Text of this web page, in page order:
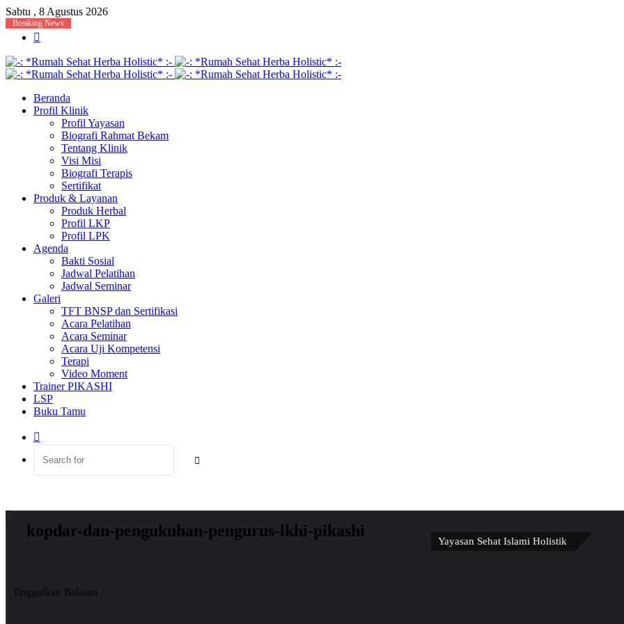
Sabtu , 8 Agustus 2026
Breaking News
Beranda
Profil Klinik
Profil Yayasan
Biografi Rahmat Bekam
Tentang Klinik
Visi Misi
Biografi Terapis
Sertifikat
Produk & Layanan
Produk Herbal
Profil LKP
Profil LPK
Agenda
Bakti Sosial
Jadwal Pelatihan
Jadwal Seminar
Galeri
TFT BNSP dan Sertifikasi
Acara Pelatihan
Acara Seminar
Acara Uji Kompetensi
Terapi
Video Moment
Trainer PIKASHI
LSP
Buku Tamu
skin
kopdar-dan-pengukuhan-pengurus-lkhi-pikashi
Tinggalkan Balasan
Yayasan Sehat Islami Holistik